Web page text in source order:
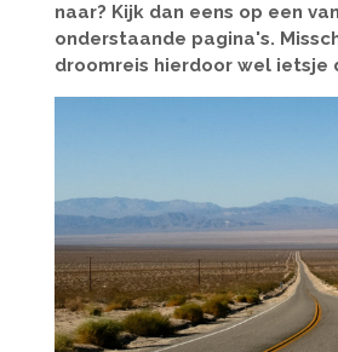
naar? Kijk dan eens op een
onderstaande pagina's.
droomreis hierdoor wel ietsje